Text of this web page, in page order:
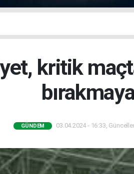
kritik
GÜNDEM 03.04.2024 - 16:33,